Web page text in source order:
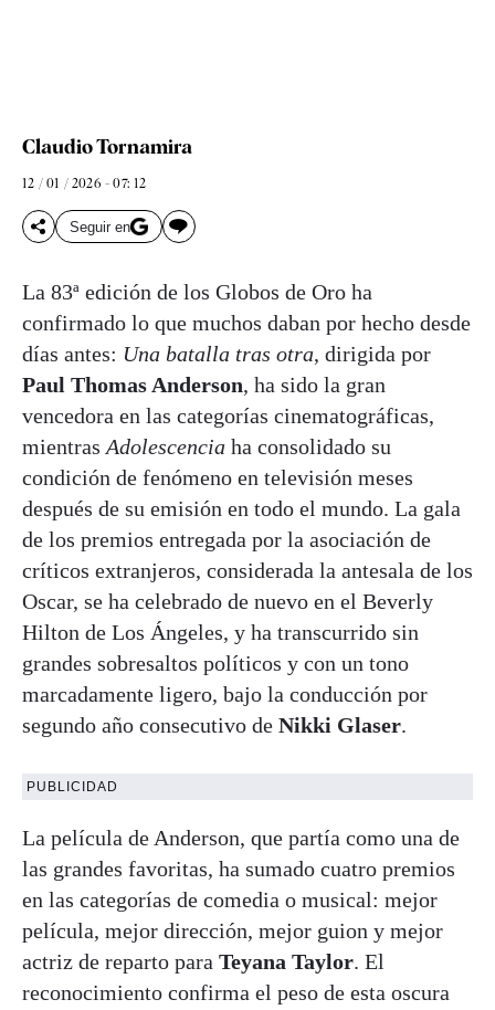
Claudio Tornamira
12 / 01 / 2026 - 07: 12
Seguir en
La 83ª edición de los Globos de Oro ha
confirmado lo que muchos daban por hecho desde
días antes: Una batalla tras otra, dirigida por
Paul Thomas Anderson, ha sido la gran
vencedora en las categorías cinematográficas,
mientras Adolescencia ha consolidado su
condición de fenómeno en televisión meses
después de su emisión en todo el mundo. La gala
de los premios entregada por la asociación de
críticos extranjeros, considerada la antesala de los
Oscar, se ha celebrado de nuevo en el Beverly
Hilton de Los Ángeles, y ha transcurrido sin
grandes sobresaltos políticos y con un tono
marcadamente ligero, bajo la conducción por
segundo año consecutivo de Nikki Glaser.
PUBLICIDAD
La película de Anderson, que partía como una de
las grandes favoritas, ha sumado cuatro premios
en las categorías de comedia o musical: mejor
película, mejor dirección, mejor guion y mejor
actriz de reparto para Teyana Taylor. El
reconocimiento confirma el peso de esta oscura